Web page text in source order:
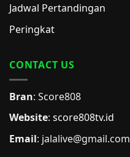
Jadwal Pertandingan
Peringkat
CONTACT US
Bran: Score808
Website: score808tv.id
Email: jalalive@gmail.com